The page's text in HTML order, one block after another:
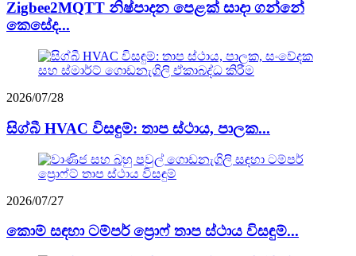
Zigbee2MQTT නිෂ්පාදන පෙළක් සාදා ගන්නේ
කෙසේද...
2026/07/28
සිග්බී HVAC විසඳුම්: තාප ස්ථාය, පාලක...
2026/07/27
කොම් සඳහා ටම්පර් ප්‍රොෆ් තාප ස්ථාය විසඳුම්...